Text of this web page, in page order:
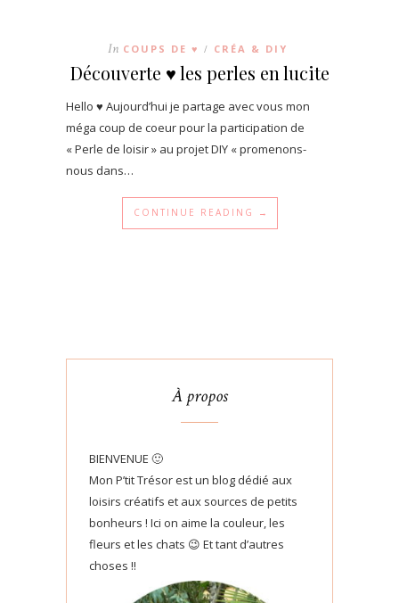
In COUPS DE ♥ / CRÉA & DIY
Découverte ♥ les perles en lucite
Hello ♥ Aujourd’hui je partage avec vous mon
méga coup de coeur pour la participation de
« Perle de loisir » au projet DIY « promenons-
nous dans…
CONTINUE READING →
À propos
BIENVENUE 🙂
Mon P’tit Trésor est un blog dédié aux
loisirs créatifs et aux sources de petits
bonheurs ! Ici on aime la couleur, les
fleurs et les chats 😉 Et tant d’autres
choses !!